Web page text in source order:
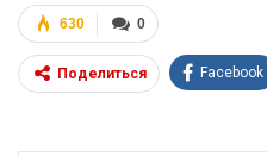
0
630
Поделиться Facebook